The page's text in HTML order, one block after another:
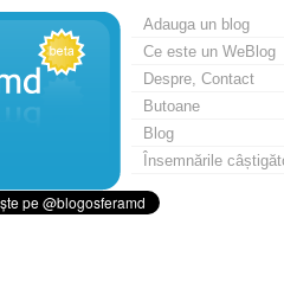
Adauga un blog
Ce este un WeBlog
Despre, Contact
Butoane
Blog
Însemnările